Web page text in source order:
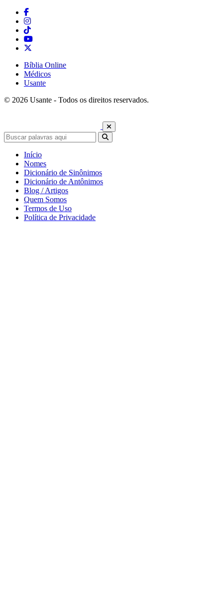
Bíblia Online
Médicos
Usante
© 2026 Usante - Todos os direitos reservados.
Início
Nomes
Dicionário de Sinônimos
Dicionário de Antônimos
Blog / Artigos
Quem Somos
Termos de Uso
Política de Privacidade